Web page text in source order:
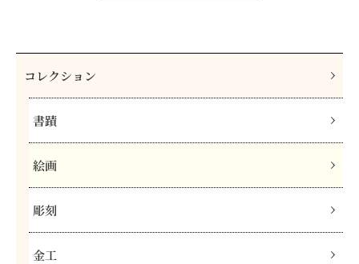
コレクション
書蹟
絵画
彫刻
金工